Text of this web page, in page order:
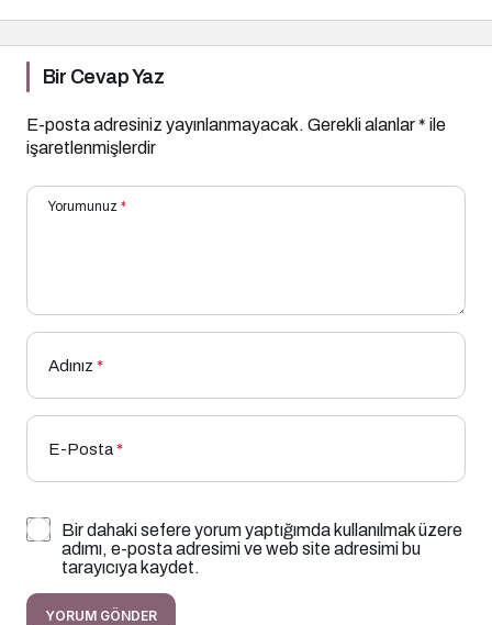
Bir Cevap Yaz
E-posta adresiniz yayınlanmayacak. Gerekli alanlar* ile
işaretlenmişlerdir
Yorumunuz *
Adınız *
E-Posta*
Bir dahaki sefere yorum yaptığımda kullanılmak üzere
adımı, e-posta adresimi ve web site adresimi bu
tarayıcıya kaydet.
YORUM GÖNDER